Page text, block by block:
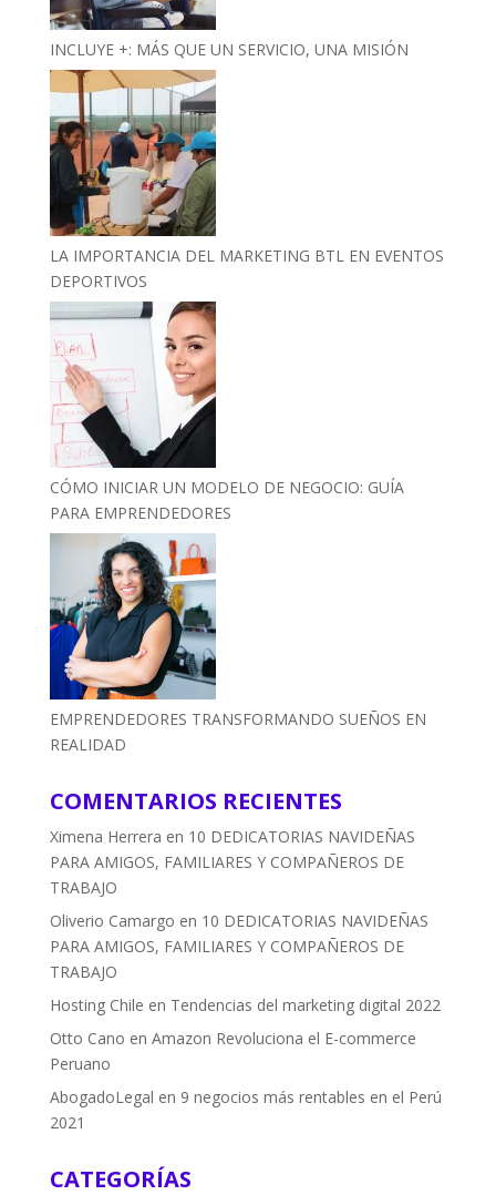
INCLUYE +: MÁS QUE UN SERVICIO, UNA MISIÓN
LA IMPORTANCIA DEL MARKETING BTL EN EVENTOS
DEPORTIVOS
CÓMO INICIAR UN MODELO DE NEGOCIO: GUÍA
PARA EMPRENDEDORES
EMPRENDEDORES TRANSFORMANDO SUEÑOS EN
REALIDAD
COMENTARIOS RECIENTES
Ximena Herrera en 10 DEDICATORIAS NAVIDEÑAS
PARA AMIGOS, FAMILIARES Y COMPAÑEROS DE
TRABAJO
Oliverio Camargo en 10 DEDICATORIAS NAVIDEÑAS
PARA AMIGOS, FAMILIARES Y COMPAÑEROS DE
TRABAJO
Hosting Chile en Tendencias del marketing digital 2022
Otto Cano en Amazon Revoluciona el E-commerce
Peruano
AbogadoLegal en 9 negocios más rentables en el Perú
2021
CATEGORÍAS